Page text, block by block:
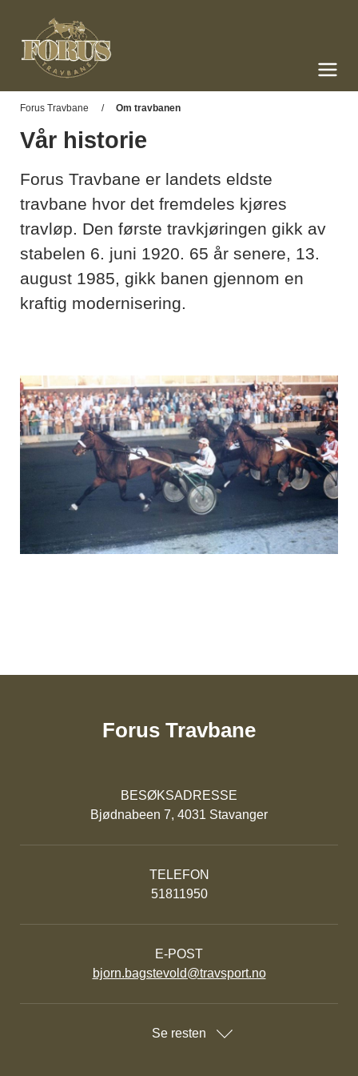
Forus Travbane Om travbanen
Vår historie
Forus Travbane er landets eldste
travbane hvor det fremdeles kjøres
travløp. Den første travkjøringen gikk av
stabelen 6. juni 1920. 65 år senere, 13.
august 1985, gikk banen gjennom en
kraftig modernisering.
Forus Travbane
BESØKSADRESSE
Bjødnabeen 7, 4031 Stavanger
TELEFON
51811950
E-POST
bjorn.bagstevold@travsport.no
Se resten